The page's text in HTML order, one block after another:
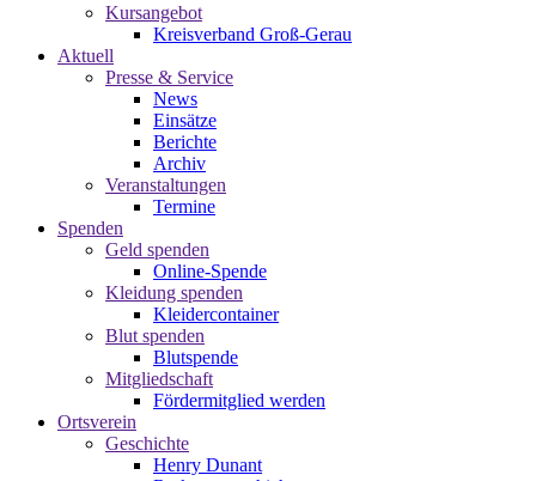
Kursangebot
Kreisverband Groß-Gerau
Aktuell
Presse & Service
News
Einsätze
Berichte
Archiv
Veranstaltungen
Termine
Spenden
Geld spenden
Online-Spende
Kleidung spenden
Kleidercontainer
Blut spenden
Blutspende
Mitgliedschaft
Fördermitglied werden
Ortsverein
Geschichte
Henry Dunant